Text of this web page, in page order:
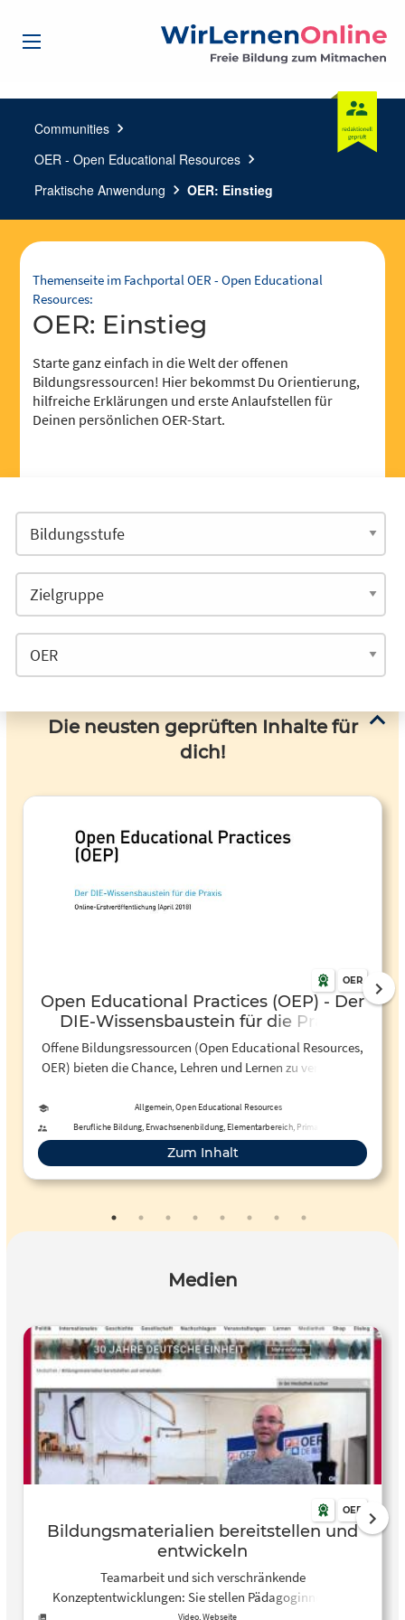
Communities chevron_right
OER - Open Educational Resources chevron_right
Praktische Anwendung chevron_right OER: Einstieg
Themenseite im Fachportal OER - Open Educational
Resources:
OER: Einstieg
Starte ganz einfach in die Welt der offenen
Bildungsressourcen! Hier bekommst Du Orientierung,
hilfreiche Erklärungen und erste Anlaufstellen für
Deinen persönlichen OER-Start.
Die neusten geprüften Inhalte für
dich!
OER
Open Educational Practices (OEP) - Der
DIE-Wissensbaustein für die Praxis
Offene Bildungsressourcen (Open Educational Resources,
OER) bieten die Chance, Lehren und Lernen zu verbessern.
eigenen pädagogischen Praxis über das bloße Material
hinaus profitieren. Dieser Wissensbaustein gibt Impulse
dazu, indem er das Konzept der Offenen Bildungspraktiken
(Open Educational Practices, OEP) bzw. der Offenen
Pädagogik (OP) vorstellt.
Allgemein, Open Educational Resources
Berufliche Bildung, Erwachsenenbildung, Elementarbereich, Primarstufe,
Sekundarstufe I, Sekundarstufe II, Förderschule
Zum Inhalt
Medien
OER
Bildungsmaterialien bereitstellen und
entwickeln
Teamarbeit und sich verschränkende
Konzeptentwicklungen: Sie stellen Pädagoginnen und
Video, Webseite